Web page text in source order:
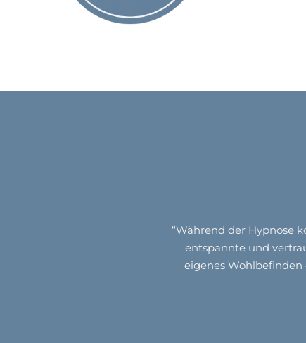
“Während der Hypnose
entspannte und
eigenes